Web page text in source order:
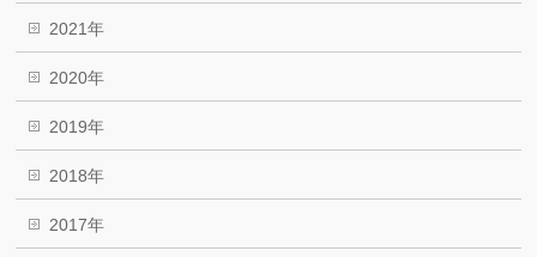
2021年
2020年
2019年
2018年
2017年